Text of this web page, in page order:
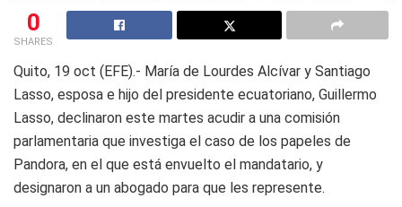
0
SHARES
Quito, 19 oct (EFE).- María de Lourdes Alcívar y Santiago
Lasso, esposa e hijo del presidente ecuatoriano, Guillermo
Lasso, declinaron este martes acudir a una comisión
parlamentaria que investiga el caso de los papeles de
Pandora, en el que está envuelto el mandatario, y
designaron a un abogado para que les represente.